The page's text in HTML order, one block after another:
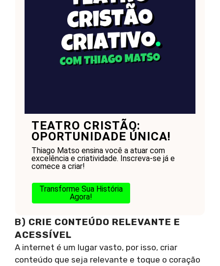
TEATRO CRISTÃO:
OPORTUNIDADE ÚNICA!
Thiago Matso ensina você a atuar com
excelência e criatividade. Inscreva-se já e
comece a criar!
Transforme Sua História
Agora!
B) CRIE CONTEÚDO RELEVANTE E
ACESSÍVEL
A internet é um lugar vasto, por isso, criar
conteúdo que seja relevante e toque o coração